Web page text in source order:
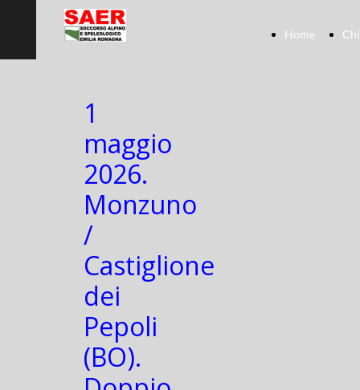
Home
1
maggio
2026.
Monzuno
/
Castiglione
dei
Pepoli
(BO).